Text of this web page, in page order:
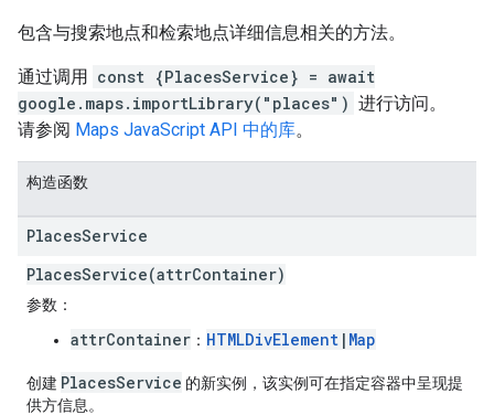
包含与搜索地点和检索地点详细信息相关的方法。
通过调用 const {PlacesService} = await
google.maps.importLibrary("places") 进行访问。
请参阅 Maps JavaScript API 中的库。
构造函数
PlacesService
PlacesService(attrContainer)
参数 ：
attrContainer ： HTMLDivElement | Map
创建 PlacesService 的新实例，该实例可在指定容器中呈现提
供方信息。